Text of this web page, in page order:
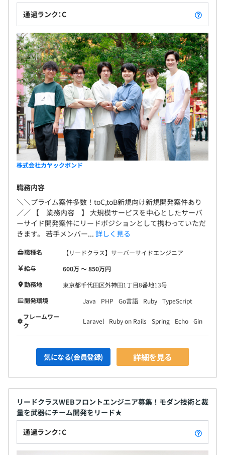
Docker、Terraform、AWS CloudFormation、Ansible、
Kubernetes、Zabbix
人事考課：年2回
全体：94名（2024年2月現在）
エンジニア＆クリエイター部
└ 在籍人数：65名
└ 職種割合：
フロント 3名 / サーバー 32名 / クライアント 13名 /
インフラ 1名
進行管理 3名 / ディレクター 3名 / プランナー 9名 / テ
スター 1名
※PM、チームリーダーはマネジメント部署所属
エンジニアが7割の会社だからこそ、プロジェクト関わら
ず協力できる環境です。
平均6名位で開発を行っております。
1プロジェクトの期間は数ヶ月のものから年単位のものま
で様々です。
●各種社会保険完備
関東ITソフトウェア健康保険組合
＜諸手当＞
●残業手当
●管理職手当
●交通費手当
●健康診断実施（年１回）
●在宅勤務手当
＜カヤックボンドの制度＞
●オフィスグリコ
●パワーナップ制度（15～30分程度の睡眠OK）
●資格取得支援制度
●書籍購入制度
●セミナー/カンファレンス参加費補助
●e-ラーニング利用制度
●練習用サーバー貸与制度
●社内勉強会（月1回）
●もくもく会
●交流会（忘年会、ビンゴ大会、BBQ）
業績賞与あり（年1回）
人事考課あり（年2回）
通過ランク：C
株式会社カヤックボンド
職務内容
＼＼プライム案件多数！toC,toB新規向け新規開発案件あり
／／ 【 業務内容 】 大規模サービスを中心としたサーバ
ーサイド開発案件にリードポジションとして携わっていただ
きます。 若手メンバー... 詳しく見る
職種名
【リードクラス】サーバーサイドエンジニア
給与
600万 〜 850万円
勤務地
東京都千代田区外神田1丁目8番地13号
開発環境
Java PHP Go言語 Ruby TypeScript
フレームワー
ク
Laravel Ruby on Rails Spring Echo Gin
気になる(会員登録) 詳細を見る
リードクラスWEBフロントエンジニア募集！モダン技術と裁
量を武器にチーム開発をリード★
通過ランク：C